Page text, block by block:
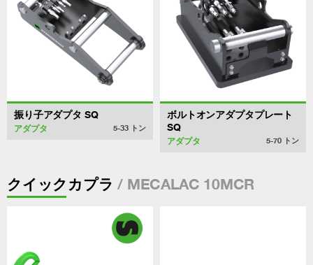
振り子アダプタ SQ
アダプタ 5-33 トン
ボルトオンアダプタプレート
SQ
アダプタ 5-70 トン
クイックカプラ / MECALAC 10MCR